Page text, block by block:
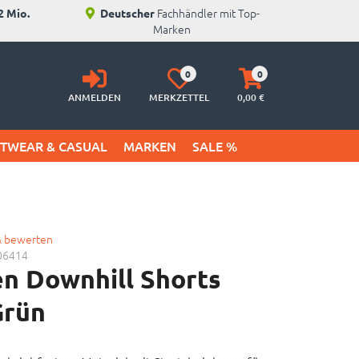
Mio. Deutscher Fachhändler mit Top-
Marken
Anmelden
ANMELDEN
Merkzettel
aufklappen
0
MERKZETTEL
Warenkorb
aufklappen
0
0,00€
& CASUAL MARKEN SALE %
bewerten
Downhill Shorts